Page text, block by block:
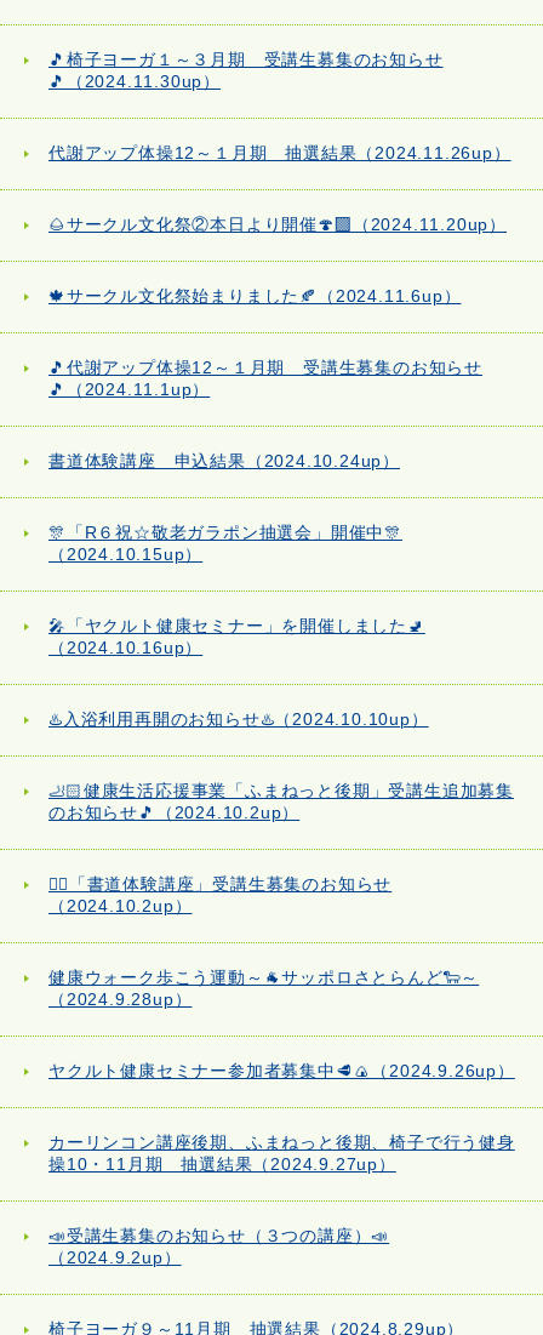
🎵椅子ヨーガ１～３月期 受講生募集のお知らせ
🎵（2024.11.30up）
代謝アップ体操12～１月期 抽選結果（2024.11.26up）
🌰サークル文化祭②本日より開催🍄‍🟫（2024.11.20up）
🍁サークル文化祭始まりました🍂（2024.11.6up）
🎵代謝アップ体操12～１月期 受講生募集のお知らせ
🎵（2024.11.1up）
書道体験講座 申込結果（2024.10.24up）
🎊「R６祝☆敬老ガラポン抽選会」開催中🎊
（2024.10.15up）
🎤「ヤクルト健康セミナー」を開催しました🚽
（2024.10.16up）
♨️入浴利用再開のお知らせ♨️（2024.10.10up）
🦶🏻健康生活応援事業「ふまねっと後期」受講生追加募集
のお知らせ🎵（2024.10.2up）
✍🏻「書道体験講座」受講生募集のお知らせ
（2024.10.2up）
健康ウォーク歩こう運動～🐐サッポロさとらんど🐑～
（2024.9.28up）
ヤクルト健康セミナー参加者募集中🥩🍙（2024.9.26up）
カーリンコン講座後期、ふまねっと後期、椅子で行う健身
操10・11月期 抽選結果（2024.9.27up）
📣受講生募集のお知らせ（３つの講座）📣
（2024.9.2up）
椅子ヨーガ９～11月期 抽選結果（2024.8.29up）